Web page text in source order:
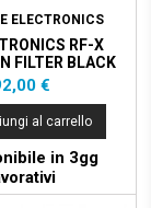
ELECTRONICS
RF-X
FILTER BLACK
€
al carrello
in 3gg